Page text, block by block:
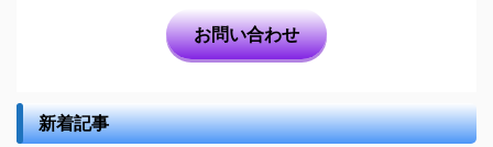
お問い合わせ
新着記事